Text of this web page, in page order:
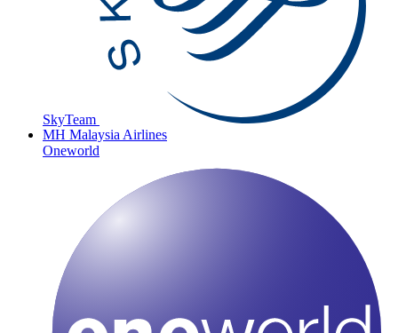
SkyTeam
MH Malaysia Airlines
Oneworld